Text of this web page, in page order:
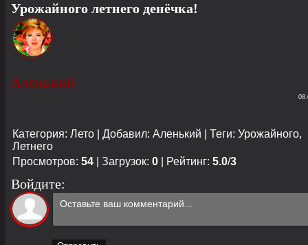
Урожайного летнего денёчка!
Аленький
Категория: Лето Добавил: Аленький Теги: Урожайного,
Летнего
Просмотров: 54 Загрузок: 0 Рейтинг: 5.0/3
Войдите: